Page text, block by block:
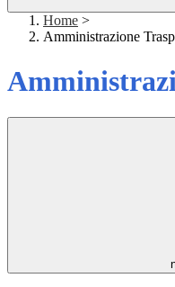
Home >
Amministrazione